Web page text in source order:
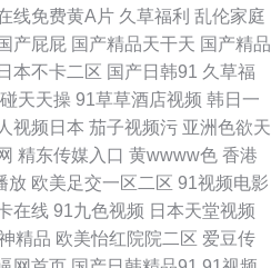
精品色综欧美 亚州午夜剧场 自慰视频在
导航 成人片大香蕉 国产一二三高清无
快播 激情av自拍 欧美AA在线 91抖淫
香蕉 天天操视频网站 99热在 大香蕉AV
线免费黄A片 久草福利 乱伦家庭
产屁屁 国产精品天干天 国产精品
日本不卡二区 国产日韩91 久草福
天天操 91草草酒店视频 韩日一
视频日本 茄子视频污 亚洲色欲天
精东传媒入口 黄wwww色 香港
放 欧美足交一区二区 91视频电影
在线 91九色视频 日本天堂视频
精品 欧美怡红院院二区 爱豆传